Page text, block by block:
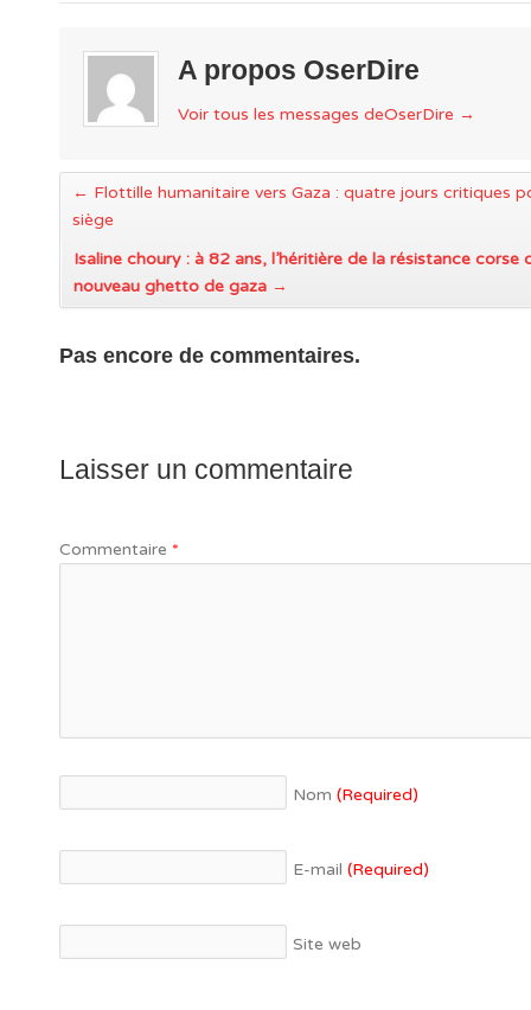
A propos OserDire
Voir tous les messages deOserDire →
← Flottille humanitaire vers Gaza : quatre jours critiques
siège
Isaline choury : à 82 ans, l’héritière de la résistance corse
nouveau ghetto de gaza →
Pas encore de commentaires.
Laisser un commentaire
Commentaire *
Nom (Required)
E-mail (Required)
Site web